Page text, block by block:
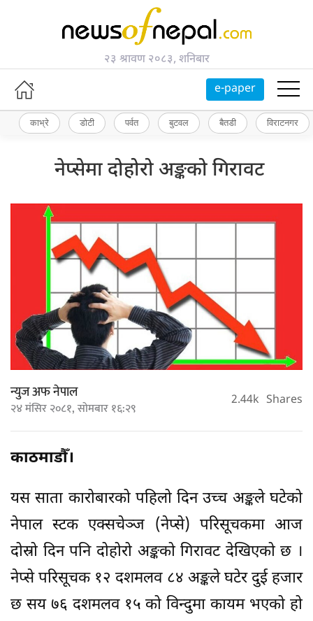
२३ श्रावण २०८३, शनिबार
e-paper
काभ्रे डोटी पर्वत बुटवल बैतडी विराटनगर
नेप्सेमा दोहोरो अङ्कको गिरावट
न्युज अफ नेपाल
२४ मंसिर २०८१, सोमबार १६:२९ 2.44k Shares
काठमाडौँ।
यस साता कारोबारको पहिलो दिन उच्च अङ्कले घटेको
नेपाल स्टक एक्सचेञ्ज (नेप्से) परिसूचकमा आज
दोस्रो दिन पनि दोहोरो अङ्कको गिरावट देखिएको छ ।
नेप्से परिसूचक १२ दशमलव ८४ अङ्कले घटेर दुई हजार
छ सय ७६ दशमलव १५ को विन्दुमा कायम भएको हो